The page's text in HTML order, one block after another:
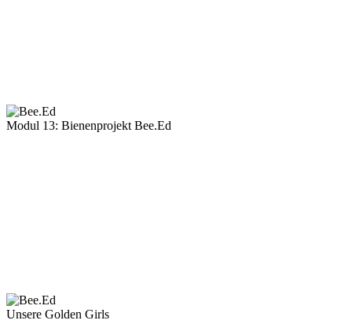
Modul 13: Bienenprojekt Bee.Ed
Unsere Golden Girls